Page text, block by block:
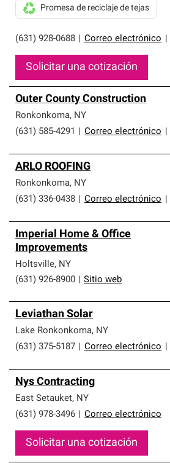
(631) 928-0688 Correo electrónico
Promesa de reciclaje de tejas
Solicitar una cotización
Outer County Construction
Ronkonkoma, NY
(631) 585-4291
Correo electrónico
ARLO ROOFING
Ronkonkoma, NY
(631) 336-0438
Correo electrónico
Imperial Home & Office
Improvements
Holtsville, NY
(631) 926-8900
Sitio web
Leviathan Solar
Lake Ronkonkoma, NY
(631) 375-5187
Correo electrónico
Nys Contracting
East Setauket, NY
(631) 978-3496
Correo electrónico
Solicitar una cotización